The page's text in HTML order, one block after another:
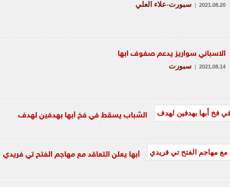
2021.08.20
| سبورت-علاء العلي
الاسباني سواريز يدعم صفوف ابها
2021.08.14
| سبورت
الشباب يسقط في فخ أبها بهدفين لهدف
أبها يعلن التعاقد مع مهاجم الفتح تي فريدي